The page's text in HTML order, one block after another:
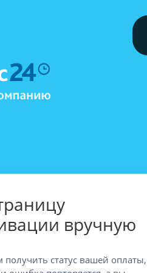
вручную
статус вашей оплаты,